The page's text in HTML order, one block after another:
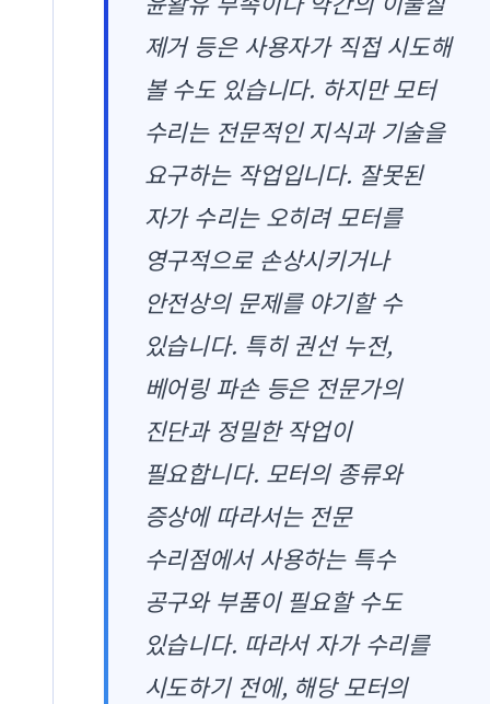
제거 등은 사용자가 직접 시도해
볼 수도 있습니다. 하지만 모터
수리는 전문적인 지식과 기술을
요구하는 작업입니다. 잘못된
자가 수리는 오히려 모터를
영구적으로 손상시키거나
안전상의 문제를 야기할 수
있습니다. 특히 권선 누전,
베어링 파손 등은 전문가의
진단과 정밀한 작업이
필요합니다. 모터의 종류와
증상에 따라서는 전문
수리점에서 사용하는 특수
공구와 부품이 필요할 수도
있습니다. 따라서 자가 수리를
시도하기 전에, 해당 모터의